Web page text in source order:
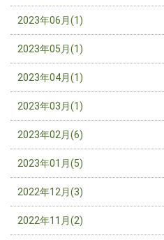
2023年06月(1)
2023年05月(1)
2023年04月(1)
2023年03月(1)
2023年02月(6)
2023年01月(5)
2022年12月(3)
2022年11月(2)